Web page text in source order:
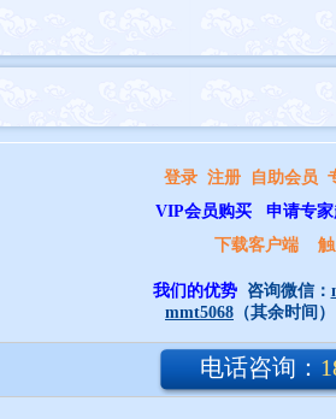
登录 注册 自助会员
VIP会员购买
申请专
下载客户端
我们的优势 咨询微信：
mmt5068 （其余时间
电话咨询：